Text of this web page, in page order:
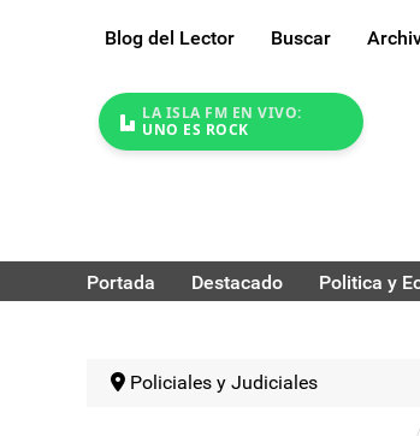
Blog del Lector Buscar
LA ISLA FM EN VIVO:
UNO ES ROCK
Portada Destacado Politica y
Policiales y Judiciales